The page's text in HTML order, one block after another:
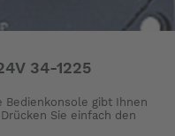
34-1225
Bedienkonsole gibt Ihnen
Sie einfach den